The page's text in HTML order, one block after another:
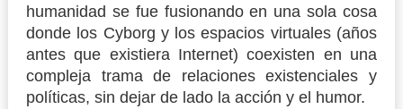
humanidad se fue fusionando en una sola cosa
donde los Cyborg y los espacios virtuales (años
antes que existiera Internet) coexisten en una
compleja trama de relaciones existenciales y
políticas, sin dejar de lado la acción y el humor.